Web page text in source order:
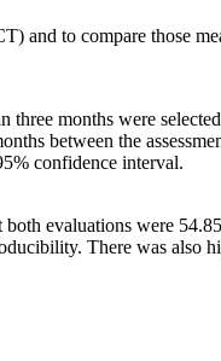
and to compare those
months were
between the
confidence interval.
evaluations were
There was also